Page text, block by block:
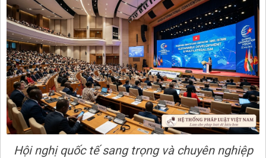
Hội nghị quốc tế sang trọng và chuyên nghiệp